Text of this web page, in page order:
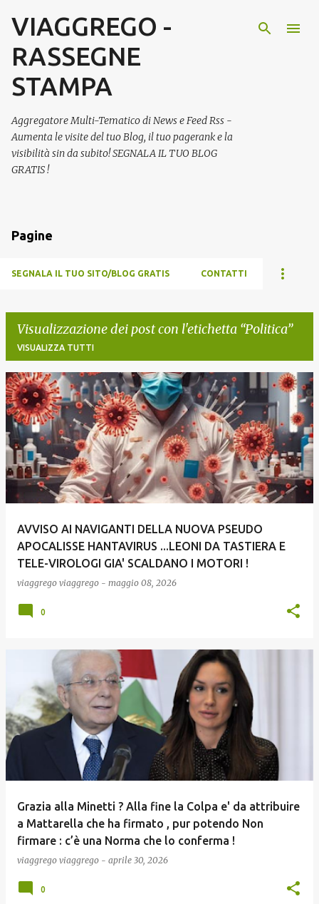
Passa ai contenuti principali
VIAGGREGO -
RASSEGNE
STAMPA
Aggregatore Multi-Tematico di News e Feed Rss -
Aumenta le visite del tuo Blog, il tuo pagerank e la
visibilità sin da subito! SEGNALA IL TUO BLOG
GRATIS !
Pagine
SEGNALA IL TUO SITO/BLOG GRATIS CONTATTI
Visualizzazione dei post con l'etichetta Politica
VISUALIZZA TUTTI
P
o
s
t
AVVISO AI NAVIGANTI DELLA NUOVA PSEUDO
APOCALISSE HANTAVIRUS ...LEONI DA TASTIERA E
TELE-VIROLOGI GIA' SCALDANO I MOTORI !
viaggrego viaggrego - maggio 08, 2026
0
Grazia alla Minetti ? Alla fine la Colpa e' da attribuire
a Mattarella che ha firmato , pur potendo Non
firmare : c’è una Norma che lo conferma !
viaggrego viaggrego - aprile 30, 2026
0